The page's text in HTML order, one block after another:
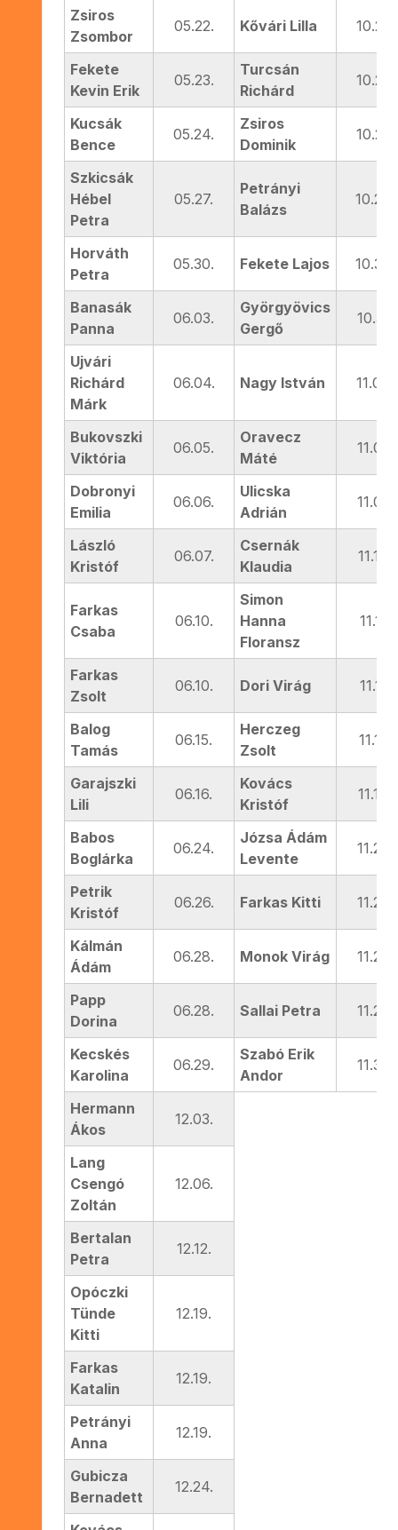
Zsiros
Zsombor
05.22. Kővári Lilla 10.25.
Fekete
Kevin Erik
05.23.
Turcsán
Richárd
10.25.
Kucsák
Bence
05.24.
Zsiros
Dominik
10.26.
Szkicsák
Hébel
Petra
05.27.
Petrányi
Balázs
10.29.
Horváth
Petra
05.30. Fekete Lajos 10.30.
Banasák
Panna
06.03.
Györgyövics
Gergő
10.31.
Ujvári
Richárd
Márk
06.04. Nagy István 11.04.
Bukovszki
Viktória
06.05.
Oravecz
Máté
11.05.
Dobronyi
Emilia
06.06.
Ulicska
Adrián
11.07.
László
Kristóf
06.07.
Csernák
Klaudia
11.10.
Farkas
Csaba
06.10.
Simon
Hanna
Floransz
11.11.
Farkas
Zsolt
06.10. Dori Virág 11.11.
Balog
Tamás
06.15.
Herczeg
Zsolt
11.13.
Garajszki
Lili
06.16.
Kovács
Kristóf
11.19.
Babos
Boglárka
06.24.
Józsa Ádám
Levente
11.25.
Petrik
Kristóf
06.26. Farkas Kitti 11.26.
Kálmán
Ádám
06.28. Monok Virág 11.28.
Papp
Dorina
06.28. Sallai Petra 11.29.
Kecskés
Karolina
06.29.
Szabó Erik
Andor
11.30.
Hermann
Ákos
12.03.
Lang
Csengó
Zoltán
12.06.
Bertalan
Petra
12.12.
Opóczki
Tünde
Kitti
12.19.
Farkas
Katalin
12.19.
Petrányi
Anna
12.19.
Gubicza
Bernadett
12.24.